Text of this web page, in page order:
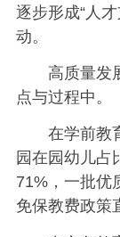
逐步形成“人
动。
高质量发
点与过程中。
在学前教
园在园幼儿占
71%，一批优
免保教费政策